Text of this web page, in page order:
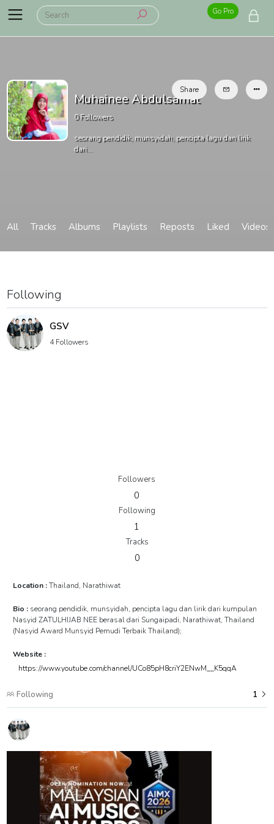
Go Pro
Muhainee Abdulsamat
0Followers
seorang pendidik, munsyidah, pencipta lagu dan lirik
dari...
Share
All Tracks Albums Playlists Reposts Liked Videos
Following
GSV
4 Followers
Followers
0
Following
1
Tracks
0
Location :Thailand, Narathiwat
Bio : seorang pendidik, munsyidah, pencipta lagu dan lirik dari kumpulan
Nasyid ZATULHIJAB NEE berasal dari Sungaipadi, Narathiwat, Thailand
(Nasyid Award Munsyid Pemudi Terbaik Thailand);
Website :
https://www.youtube.com/channel/UCo85pH8criY2ENwM__K5qqA
Following 1